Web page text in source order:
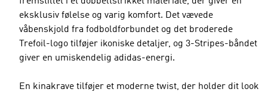
eksklusiv følelse og varig komfort. Det vævede
våbenskjold fra fodboldforbundet og det broderede
Trefoil-logo tilføjer ikoniske detaljer, og 3-Stripes-båndet
giver en umiskendelig adidas-energi.
En kinakrave tilføjer et moderne twist, der holder dit look